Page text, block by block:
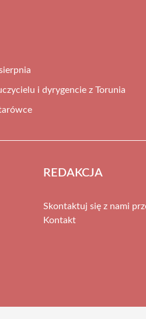
i dyrygencie z Torunia
REDAKCJA
Skontaktuj się z nami
Kontakt